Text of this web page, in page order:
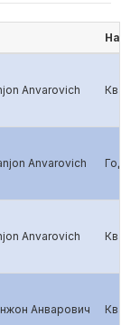
Anvarovich
Anvarovich
Anvarovich
Анварович